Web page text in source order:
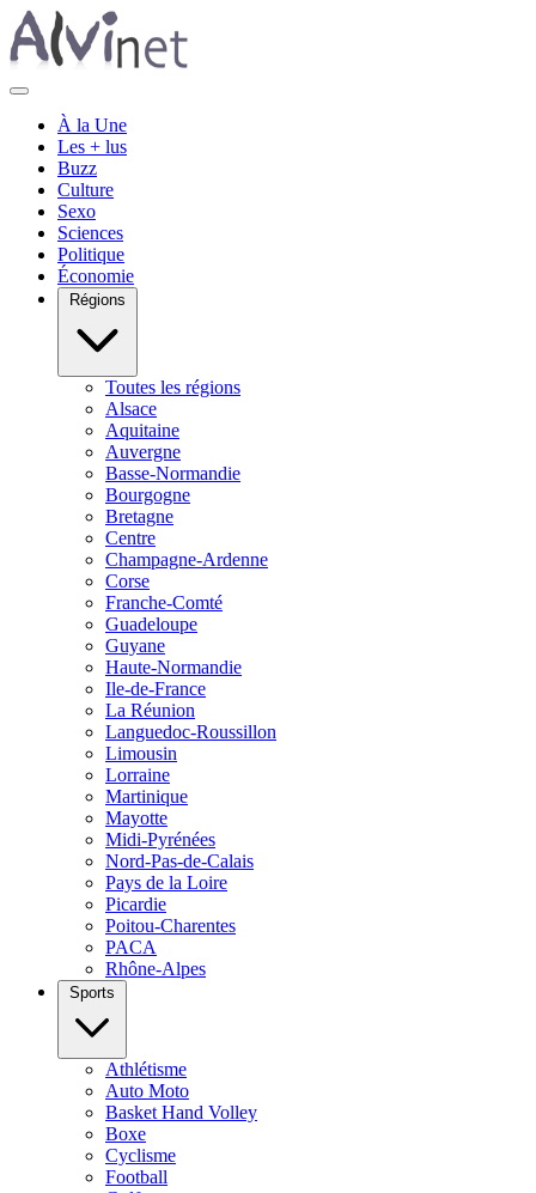
À la Une
Les + lus
Buzz
Culture
Sexo
Sciences
Politique
Économie
Régions
Toutes les régions
Alsace
Aquitaine
Auvergne
Basse-Normandie
Bourgogne
Bretagne
Centre
Champagne-Ardenne
Corse
Franche-Comté
Guadeloupe
Guyane
Haute-Normandie
Ile-de-France
La Réunion
Languedoc-Roussillon
Limousin
Lorraine
Martinique
Mayotte
Midi-Pyrénées
Nord-Pas-de-Calais
Pays de la Loire
Picardie
Poitou-Charentes
PACA
Rhône-Alpes
Sports
Athlétisme
Auto Moto
Basket Hand Volley
Boxe
Cyclisme
Football